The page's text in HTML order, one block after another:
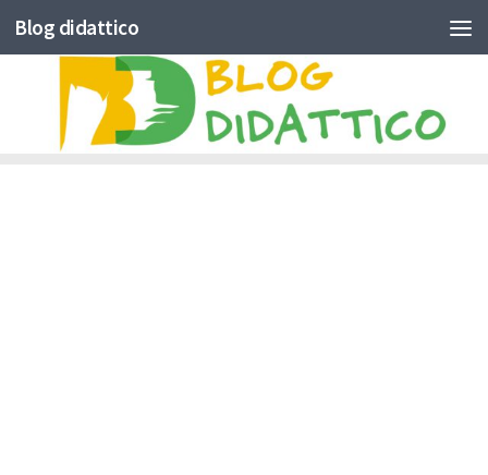
Skip to content
Blog didattico